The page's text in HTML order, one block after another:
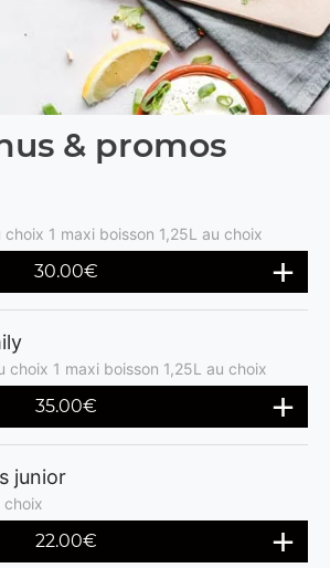
& promos
1 maxi boisson 1,25L au choix
30.00€
choix 1 maxi boisson 1,25L au choix
35.00€
junior
choix
22.00€